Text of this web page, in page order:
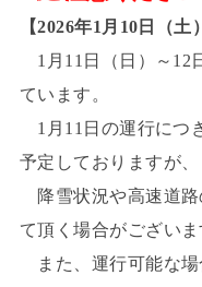
【2026年1月10日（土
1月11日（日）～12
ています。
1月11日の運行につ
予定しておりますが、
降雪状況や高速道路
て頂く場合がございま
また、運行可能な場